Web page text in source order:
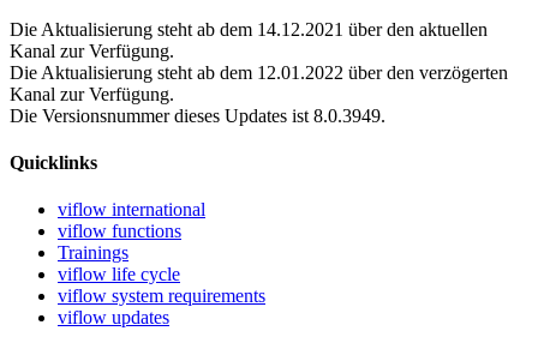
Die Aktualisierung steht ab dem 14.12.2021 über den aktuellen
Kanal zur Verfügung.
Die Aktualisierung steht ab dem 12.01.2022 über den verzögerten
Kanal zur Verfügung.
Die Versionsnummer dieses Updates ist 8.0.3949.
Quicklinks
viflow international
viflow functions
Trainings
viflow life cycle
viflow system requirements
viflow updates